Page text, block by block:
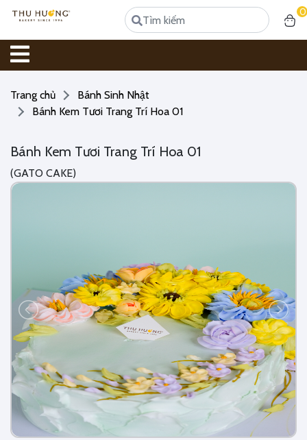
0
Trang chủ
Bánh Sinh Nhật
Bánh Kem Tươi Trang Trí Hoa 01
Bánh Kem Tươi Trang Trí Hoa 01
(GATO CAKE)